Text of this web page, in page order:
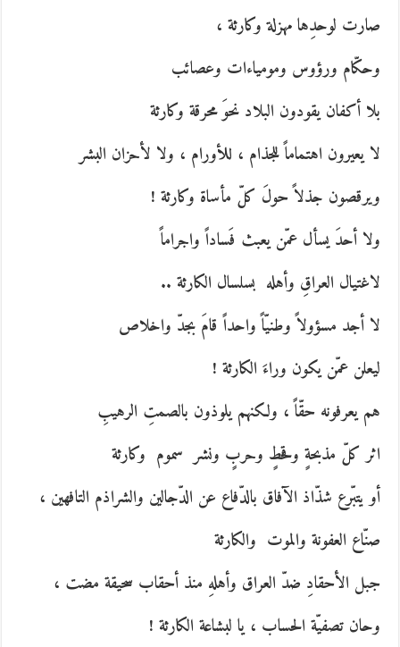
صارت لوحدِها مهزلة وكارثة ،
وحكّام ورؤوس ومومياءات وعصائب
بلا أكفان يقودون البلاد نحوَ محرقة وكارثة
لا يعيرون اهتماماً للجذام ، للأورام ، ولا لأحزان البشر
ويرقصون جذلاً حولَ كلّ مأساة وكارثة !
ولا أحدَ يسأل عمّن يعبث فَساداً واجراماً
لاغتيال العراقِ وأهله بسلسال الكارثة ..
لا أجد مسؤولاً وطنيّاً واحداً قامَ بجدّ واخلاص
ليعلن عمّن يكون وراءَ الكارثة !
هم يعرفونه حقّاً ، ولكنهم يلوذون بالصمتِ الرهيبِ
اثر كلّ مذبحةٍ وقحطٍ وحربٍ ونشر سموم وكارثة
أو يتبّرع شذّاذ الآفاق بالدّفاع عن الدّجالين والشراذم التافهين ،
صنّاع العفونة والموت والكارثة
جبل الأحقادِ ضدّ العراق وأهلهِ منذ أحقاب سحيقة مضت ،
وحان تصفيّة الحساب ، يا لبشاعة الكارثة !